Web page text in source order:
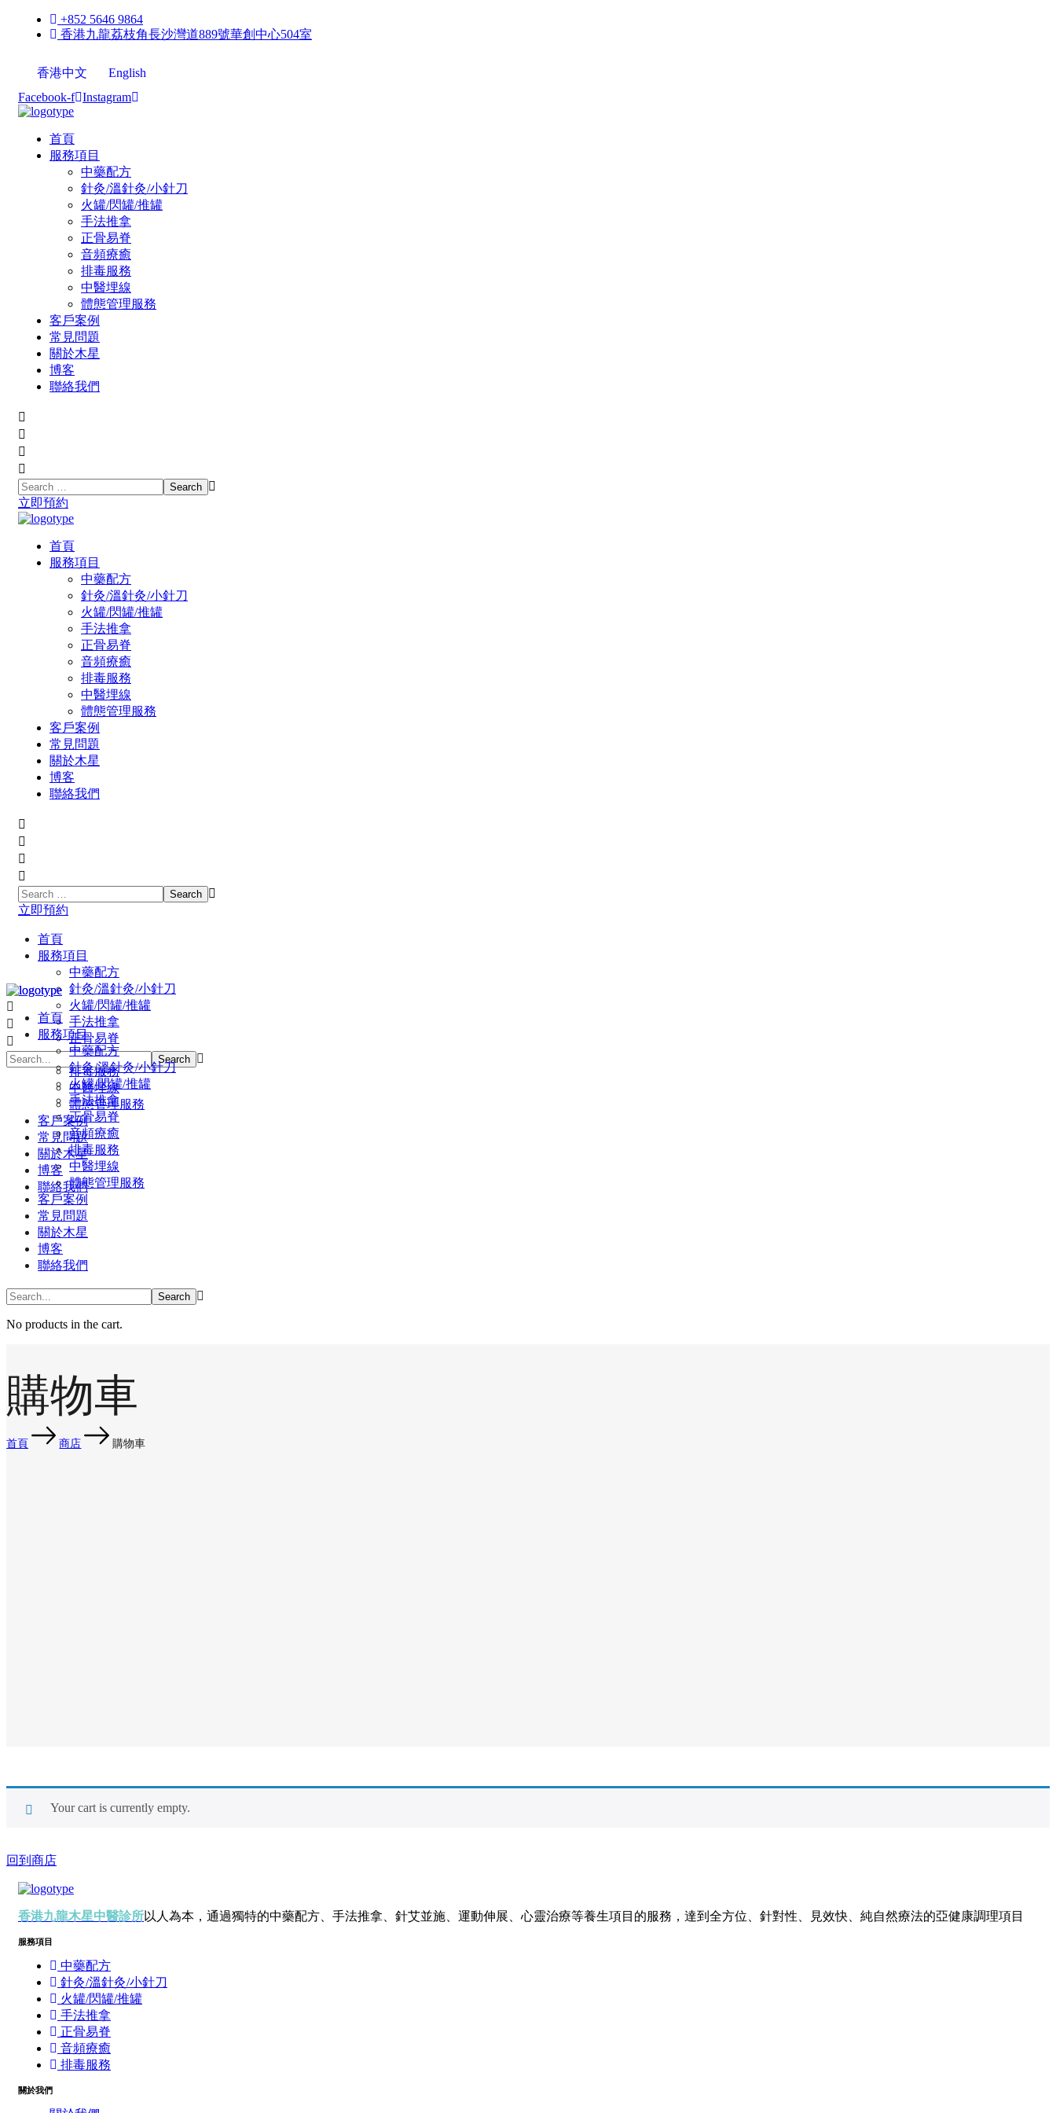
+852 5646 9864
香港九龍荔枝角長沙灣道889號華創中心504室
香港中文
English
Facebook-f Instagram
首頁
服務項目
中藥配方
針灸/溫針灸/小針刀
火罐/閃罐/推罐
手法推拿
正骨易脊
⾳頻療癒
排毒服務
中醫埋線
體態管理服務
客戶案例
常見問題
關於木星
博客
聯絡我們
立即預約
首頁
服務項目
中藥配方
針灸/溫針灸/小針刀
火罐/閃罐/推罐
手法推拿
正骨易脊
⾳頻療癒
排毒服務
中醫埋線
體態管理服務
客戶案例
常見問題
關於木星
博客
聯絡我們
立即預約
首頁
服務項目
中藥配方
針灸/溫針灸/小針刀
火罐/閃罐/推罐
手法推拿
正骨易脊
⾳頻療癒
排毒服務
中醫埋線
體態管理服務
客戶案例
常見問題
關於木星
博客
聯絡我們
首頁
服務項目
中藥配方
針灸/溫針灸/小針刀
火罐/閃罐/推罐
手法推拿
正骨易脊
⾳頻療癒
排毒服務
中醫埋線
體態管理服務
客戶案例
常見問題
關於木星
博客
聯絡我們
No products in the cart.
購物車
首頁 商店 購物車
Your cart is currently empty.
回到商店
香港九龍木星中醫診所以人為本，通過獨特的中藥配方、手法推拿、針艾並施、運動伸展、心靈治療等養生項目的服務，達到全方位、針對性、見效快、純自然療法的亞健康調理項目
服務項目
中藥配方
針灸/溫針灸/小針刀
火罐/閃罐/推罐
手法推拿
正骨易脊
⾳頻療癒
排毒服務
關於我們